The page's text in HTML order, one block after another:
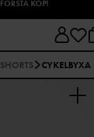
SHORTS CYKELBYXA